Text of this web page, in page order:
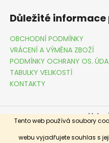
Tento web používá soubory
webu vyjadřujete souhlas s
Důležité informace
OBCHODNÍ PODMÍNKY
VRÁCENÍ A VÝMĚNA ZBOŽÍ
PODMÍNKY OCHRANY OS.
TABULKY VELIKOSTÍ
KONTAKTY